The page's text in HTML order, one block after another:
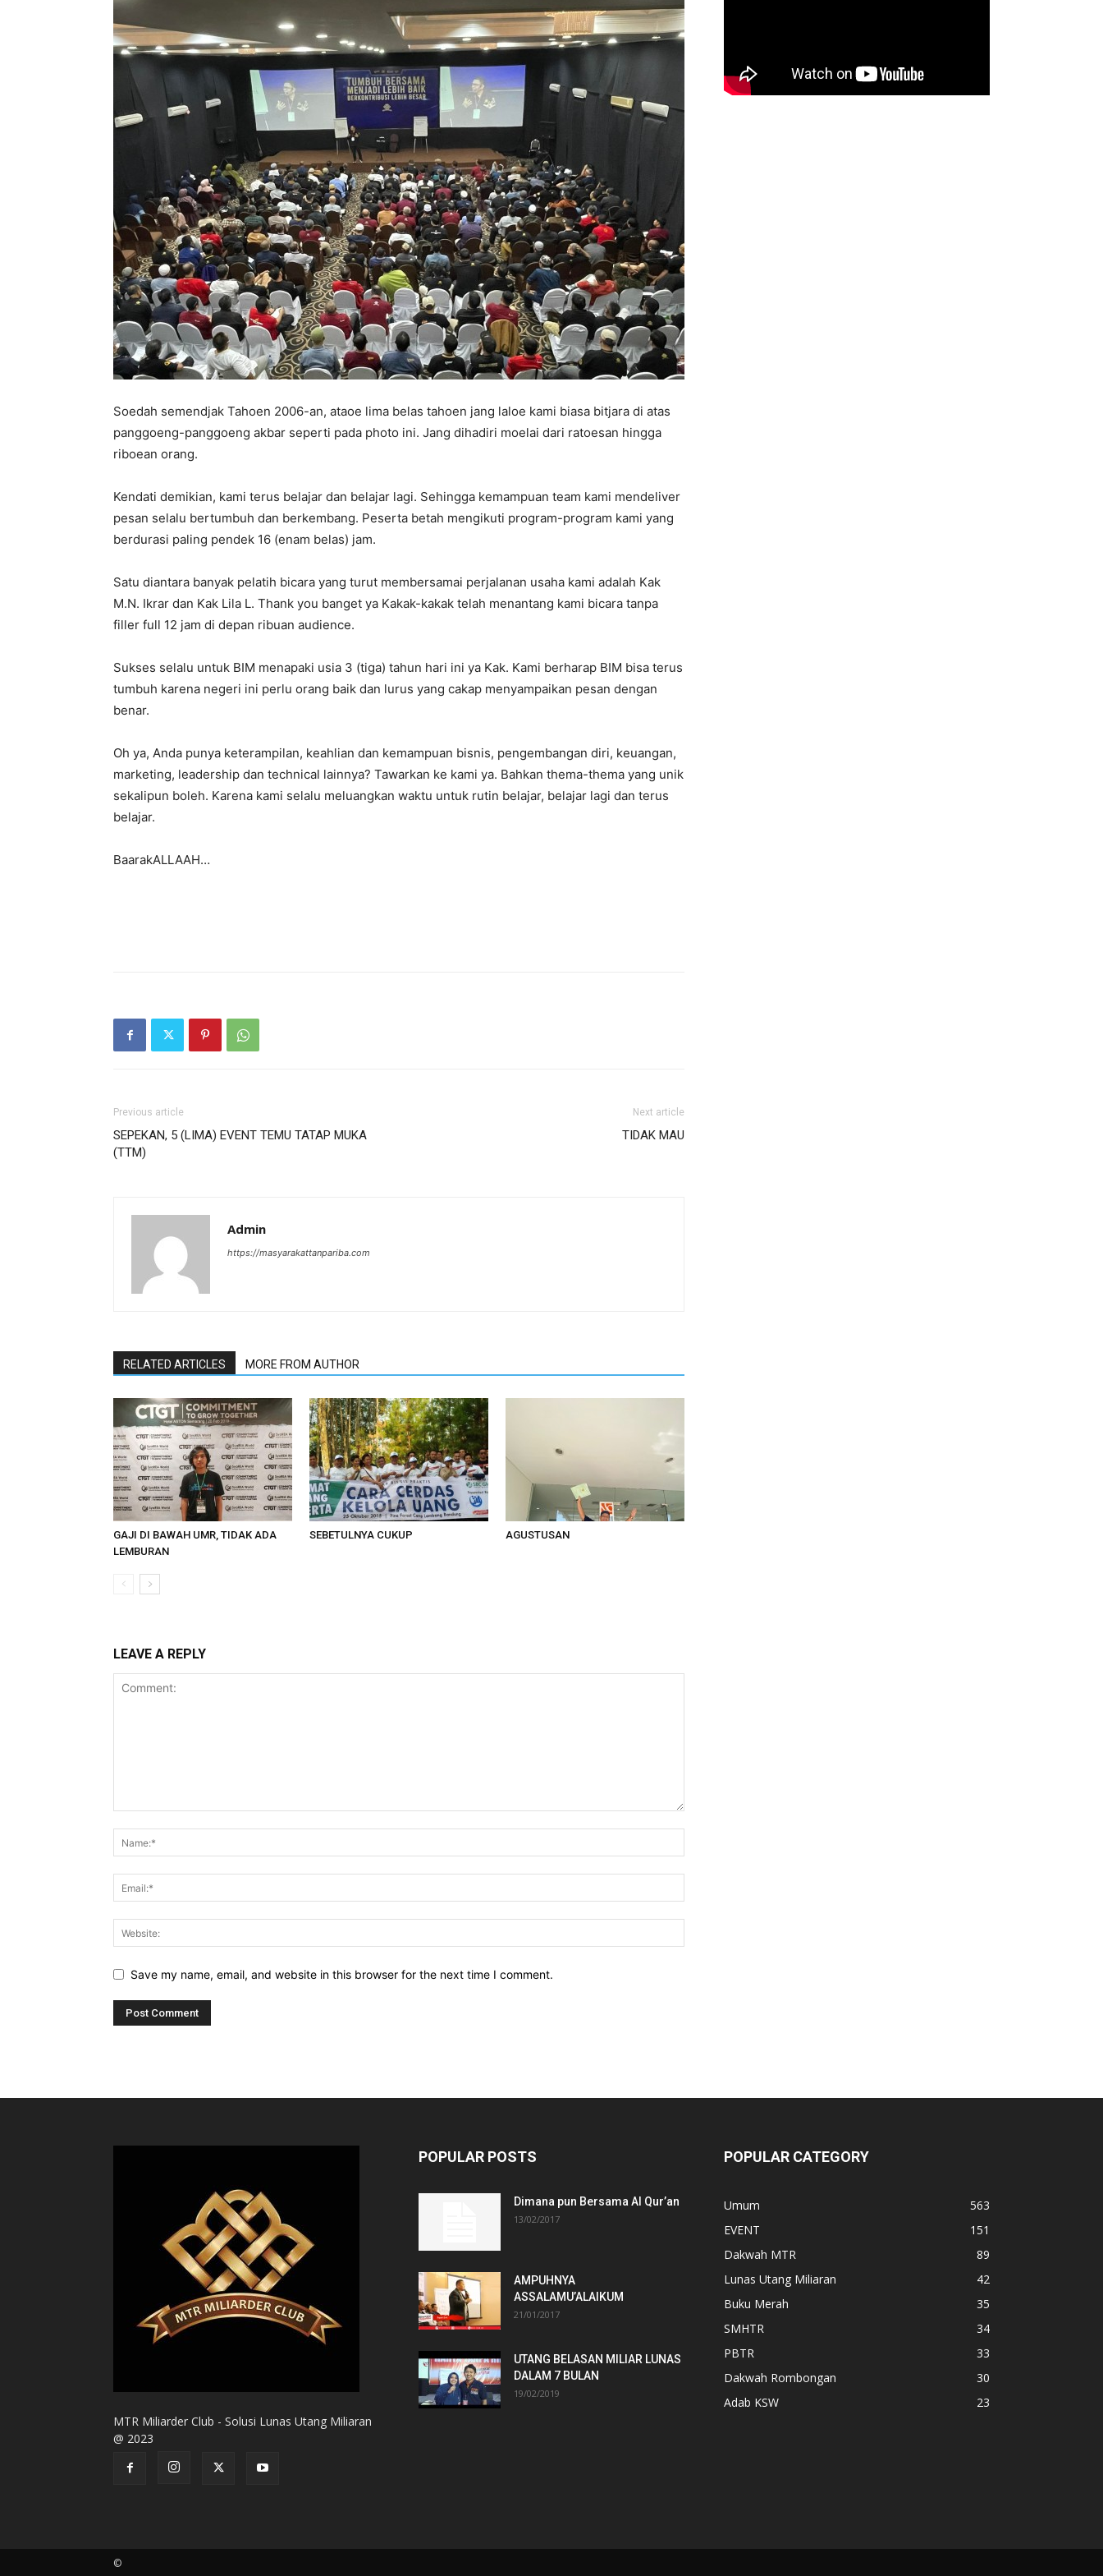
Soedah semendjak Tahoen 2006-an, ataoe lima belas tahoen jang laloe kami biasa bitjara di atas
panggoeng-panggoeng akbar seperti pada photo ini. Jang dihadiri moelai dari ratoesan hingga
riboean orang.
Kendati demikian, kami terus belajar dan belajar lagi. Sehingga kemampuan team kami mendeliver
pesan selalu bertumbuh dan berkembang. Peserta betah mengikuti program-program kami yang
berdurasi paling pendek 16 (enam belas) jam.
Satu diantara banyak pelatih bicara yang turut membersamai perjalanan usaha kami adalah Kak
M.N. Ikrar dan Kak Lila L. Thank you banget ya Kakak-kakak telah menantang kami bicara tanpa
filler full 12 jam di depan ribuan audience.
Sukses selalu untuk BIM menapaki usia 3 (tiga) tahun hari ini ya Kak. Kami berharap BIM bisa terus
tumbuh karena negeri ini perlu orang baik dan lurus yang cakap menyampaikan pesan dengan
benar.
Oh ya, Anda punya keterampilan, keahlian dan kemampuan bisnis, pengembangan diri, keuangan,
marketing, leadership dan technical lainnya? Tawarkan ke kami ya. Bahkan thema-thema yang unik
sekalipun boleh. Karena kami selalu meluangkan waktu untuk rutin belajar, belajar lagi dan terus
belajar.
BaarakALLAAH…
Previous article
SEPEKAN, 5 (LIMA) EVENT TEMU TATAP MUKA
(TTM)
Next article
TIDAK MAU
Admin
https://masyarakattanpariba.com
RELATED ARTICLES MORE FROM AUTHOR
GAJI DI BAWAH UMR, TIDAK ADA
LEMBURAN
SEBETULNYA CUKUP AGUSTUSAN
LEAVE A REPLY
Save my name, email, and website in this browser for the next time I comment.
MTR Miliarder Club - Solusi Lunas Utang Miliaran
@ 2023
POPULAR POSTS
Dimana pun Bersama Al Qur’an
13/02/2017
AMPUHNYA
ASSALAMU’ALAIKUM
21/01/2017
UTANG BELASAN MILIAR LUNAS
DALAM 7 BULAN
19/02/2019
POPULAR CATEGORY
Umum
563
EVENT
151
Dakwah MTR
89
Lunas Utang Miliaran
42
Buku Merah
35
SMHTR
34
PBTR
33
Dakwah Rombongan
30
Adab KSW
23
©